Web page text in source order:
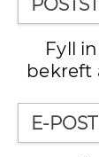
Fyll
bekreft